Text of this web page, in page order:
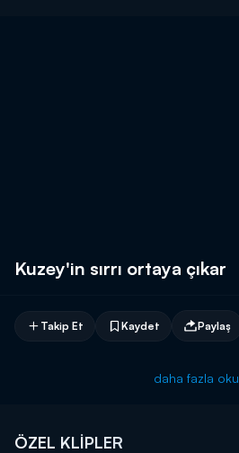
Kuzey'in sırrı ortaya çıkar
Takip Et Kaydet Paylaş
daha fazla oku
ÖZEL KLİPLER